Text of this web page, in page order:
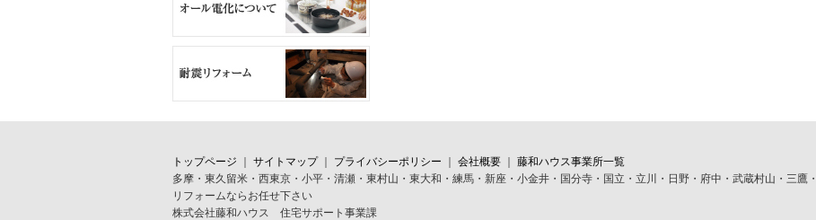
トップページ ｜ サイトマップ｜ プライバシーポリシー ｜ 会社概要 ｜ 藤和ハウス事業所一覧
多摩・東久留米・西東京・小平・清瀬・東村山・東大和・練馬・新座・小金井・国分寺・国立・立川・日野・府中・武蔵村山・三鷹
リフォームならお任せ下さい
株式会社藤和ハウス 住宅サポート事業課